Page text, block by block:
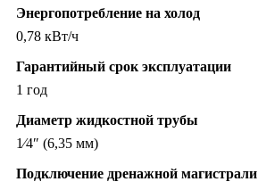
Энергопотребление на холод
0,78 кВт/ч
Гарантийный срок эксплуатации
1 год
Диаметр жидкостной трубы
1⁄4″ (6,35 мм)
Подключение дренажной магистрали